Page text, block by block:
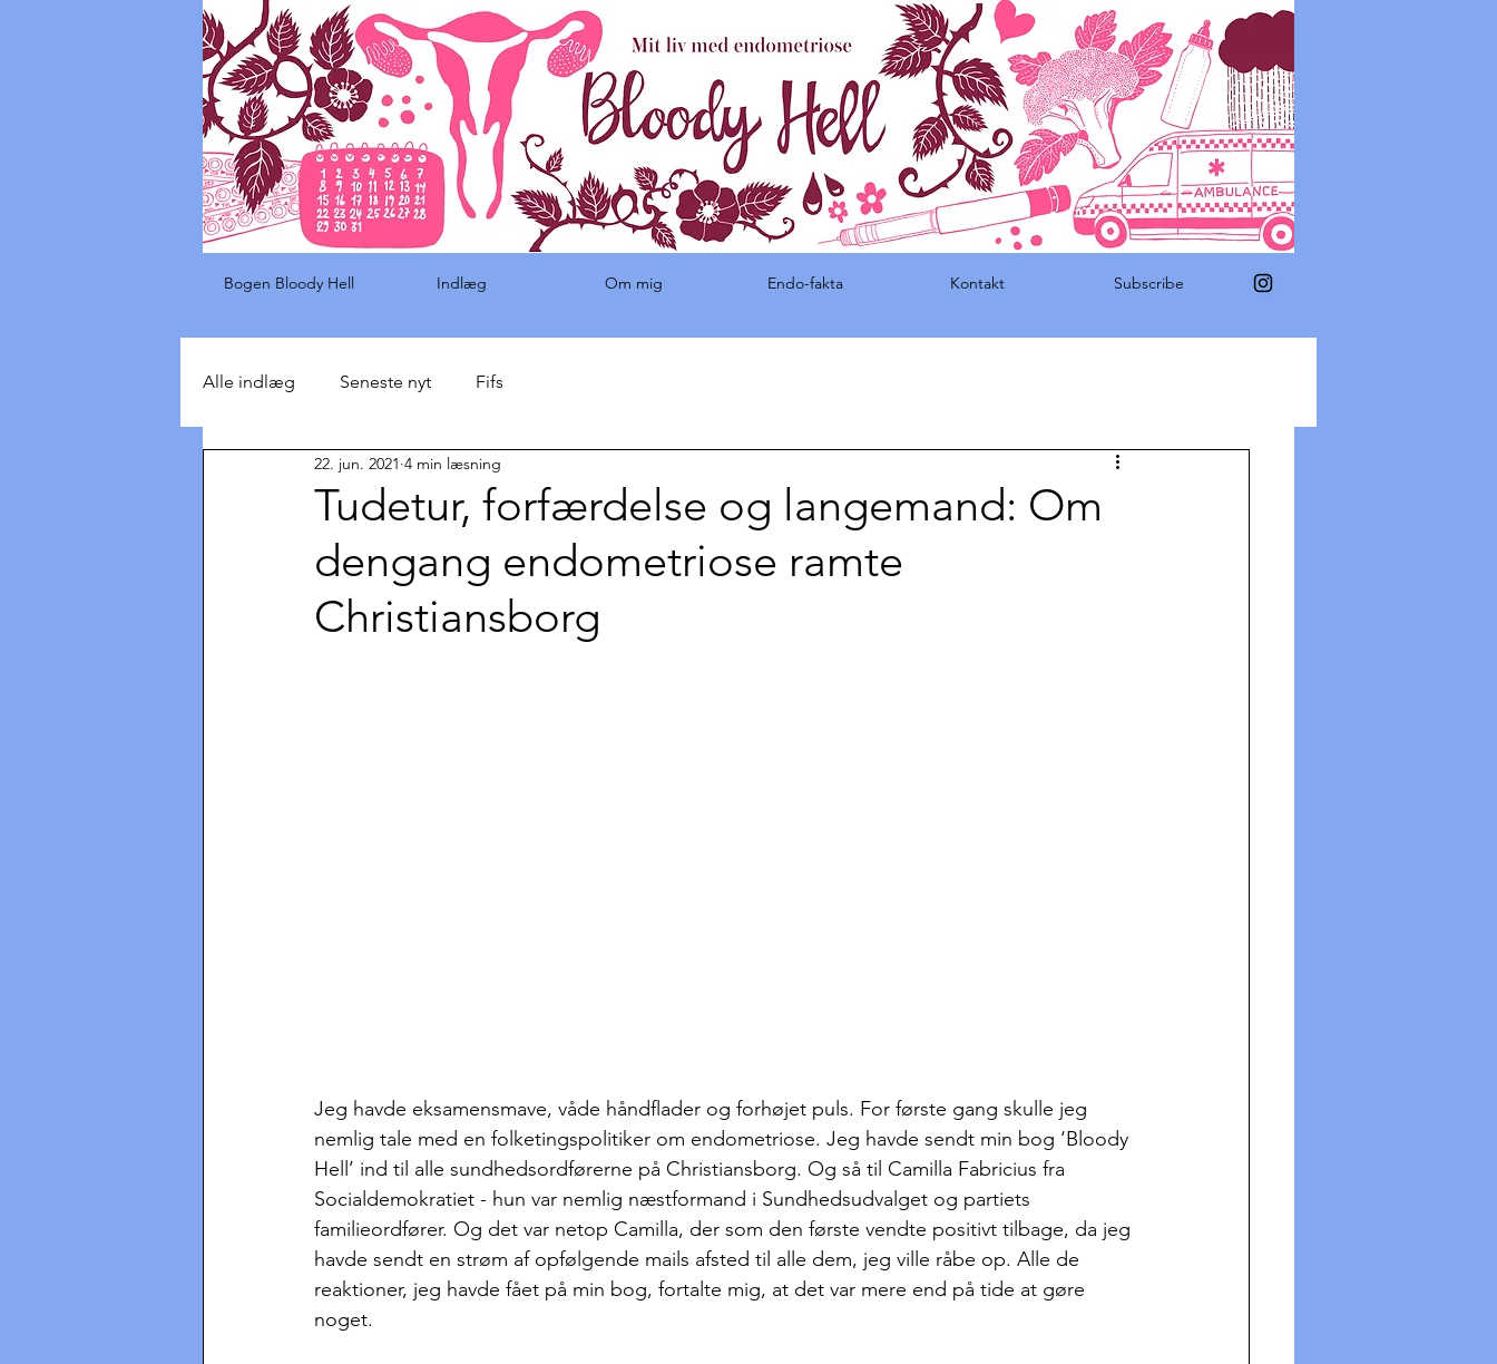
Bogen Bloody Hell Indlæg Om mig Endo-fakta Kontakt Subscribe
Alle indlæg Seneste nyt Fifs
Tudetur, forfærdelse og langemand: Om
dengang endometriose ramte
Christiansborg
22. jun. 2021 4 min læsning
Jeg havde eksamensmave, våde håndflader og forhøjet puls. For første gang skulle jeg
nemlig tale med en folketingspolitiker om endometriose. Jeg havde sendt min bog ‘Bloody
Hell’ ind til alle sundhedsordførerne på Christiansborg. Og så til Camilla Fabricius fra
Socialdemokratiet - hun var nemlig næstformand i Sundhedsudvalget og partiets
familieordfører. Og det var netop Camilla, der som den første vendte positivt tilbage, da jeg
havde sendt en strøm af opfølgende mails afsted til alle dem, jeg ville råbe op. Alle de
reaktioner, jeg havde fået på min bog, fortalte mig, at det var mere end på tide at gøre
noget.